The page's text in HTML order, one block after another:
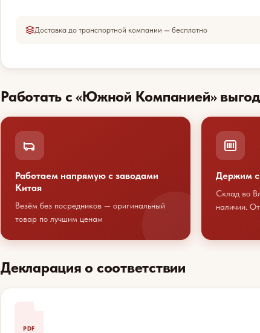
Доставка до транспортной компании — бесплатно
Работать с «Южной Компанией»
Работаем напрямую с заводами
Китая
Везём без посредников — оригинальный
товар по лучшим ценам
Держим
Склад во
наличии.
Декларация о соответствии
PDF